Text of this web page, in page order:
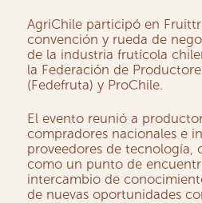
AgriChile participó en
convención y rueda de
de la industria frutícola
la Federación de
(Fedefruta) y ProChile.
El evento reunió a
compradores nacionales e
proveedores de tecnología,
como un punto de
intercambio de
de nuevas oportunidades